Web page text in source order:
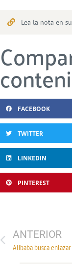
Lea la nota en
FACEBOOK
TWITTER
LINKEDIN
PINTEREST
ANTERIOR